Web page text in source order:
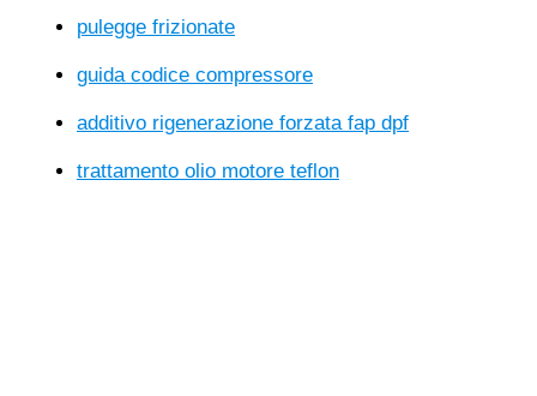
pulegge frizionate
guida codice compressore
additivo rigenerazione forzata fap dpf
trattamento olio motore teflon